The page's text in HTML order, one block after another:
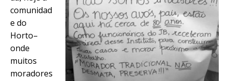
comunidad
e do
Horto–
onde
muitos
moradores